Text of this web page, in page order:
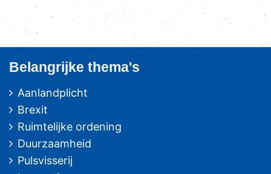
Belangrijke thema's
Aanlandplicht
Brexit
Ruimtelijke ordening
Duurzaamheid
Pulsvisserij